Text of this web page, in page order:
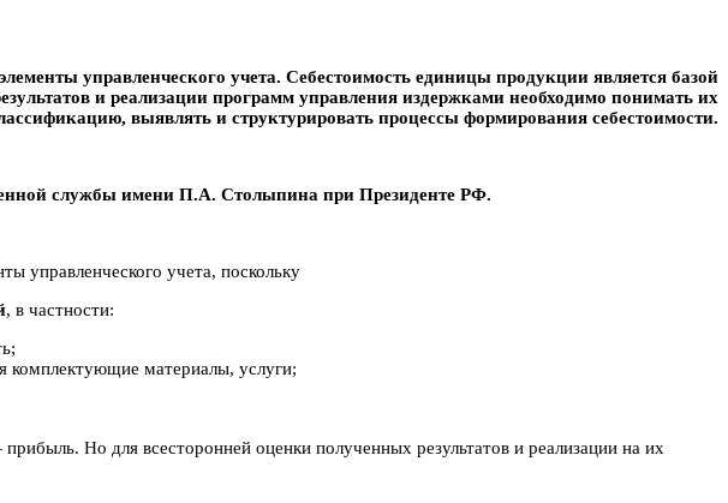
управленческого учета. Себестоимость единицы продукции является базой
и реализации программ управления издержками необходимо понимать их
выявлять и структурировать процессы формирования себестоимости.
службы имени П.А. Столыпина при Президенте РФ.
управленческого учета, поскольку
, в частности:
комплектующие материалы, услуги;
Но для всесторонней оценки полученных результатов и реализации на их